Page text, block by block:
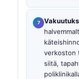
verkoston
siitä,